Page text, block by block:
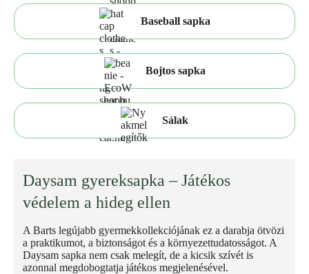
Baseball sapka
Bojtos sapka
Sálak
Daysam gyereksapka – Játékos
védelem a hideg ellen
A Barts legújabb gyermekkollekciójának ez a darabja ötvözi
a praktikumot, a biztonságot és a környezettudatosságot. A
Daysam sapka nem csak melegít, de a kicsik szívét is
azonnal megdobogtatja játékos megjelenésével.